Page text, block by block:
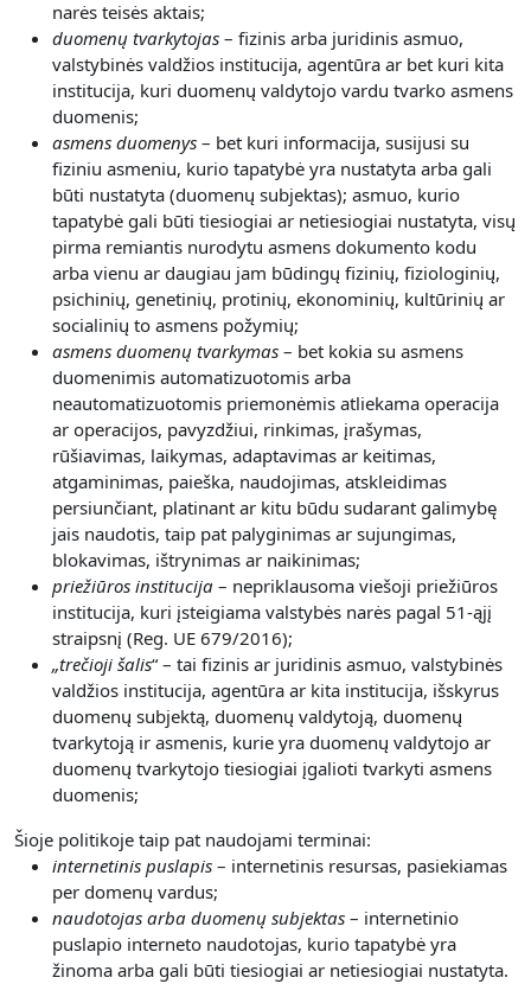
narės teisės aktais;
duomenų tvarkytojas – fizinis arba juridinis asmuo,
valstybinės valdžios institucija, agentūra ar bet kuri kita
institucija, kuri duomenų valdytojo vardu tvarko asmens
duomenis;
asmens duomenys – bet kuri informacija, susijusi su
fiziniu asmeniu, kurio tapatybė yra nustatyta arba gali
būti nustatyta (duomenų subjektas); asmuo, kurio
tapatybė gali būti tiesiogiai ar netiesiogiai nustatyta, visų
pirma remiantis nurodytu asmens dokumento kodu
arba vienu ar daugiau jam būdingų fizinių, fiziologinių,
psichinių, genetinių, protinių, ekonominių, kultūrinių ar
socialinių to asmens požymių;
asmens duomenų tvarkymas – bet kokia su asmens
duomenimis automatizuotomis arba
neautomatizuotomis priemonėmis atliekama operacija
ar operacijos, pavyzdžiui, rinkimas, įrašymas,
rūšiavimas, laikymas, adaptavimas ar keitimas,
atgaminimas, paieška, naudojimas, atskleidimas
persiunčiant, platinant ar kitu būdu sudarant galimybę
jais naudotis, taip pat palyginimas ar sujungimas,
blokavimas, ištrynimas ar naikinimas;
priežiūros institucija – nepriklausoma viešoji priežiūros
institucija, kuri įsteigiama valstybės narės pagal 51-ąjį
straipsnį (Reg. UE 679/2016);
„trečioji šalis“ – tai fizinis ar juridinis asmuo, valstybinės
valdžios institucija, agentūra ar kita institucija, išskyrus
duomenų subjektą, duomenų valdytoją, duomenų
tvarkytoją ir asmenis, kurie yra duomenų valdytojo ar
duomenų tvarkytojo tiesiogiai įgalioti tvarkyti asmens
duomenis;
Šioje politikoje taip pat naudojami terminai:
internetinis puslapis – internetinis resursas, pasiekiamas
per domenų vardus;
naudotojas arba duomenų subjektas – internetinio
puslapio interneto naudotojas, kurio tapatybė yra
žinoma arba gali būti tiesiogiai ar netiesiogiai nustatyta.